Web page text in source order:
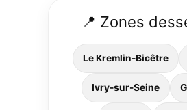
📍 Zones
Le Kremlin-Bicêtre
Ivry-sur-Seine